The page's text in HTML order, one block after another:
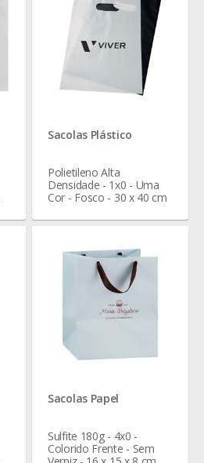
Sacolas Plástico
Polietileno Alta
Densidade - 1x0 - Uma
Cor - Fosco - 30 x 40 cm
Sacolas Papel
Sulfite 180g - 4x0 -
Colorido Frente - Sem